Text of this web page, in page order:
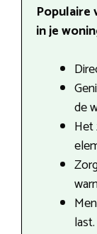
in je
de
Het
last.